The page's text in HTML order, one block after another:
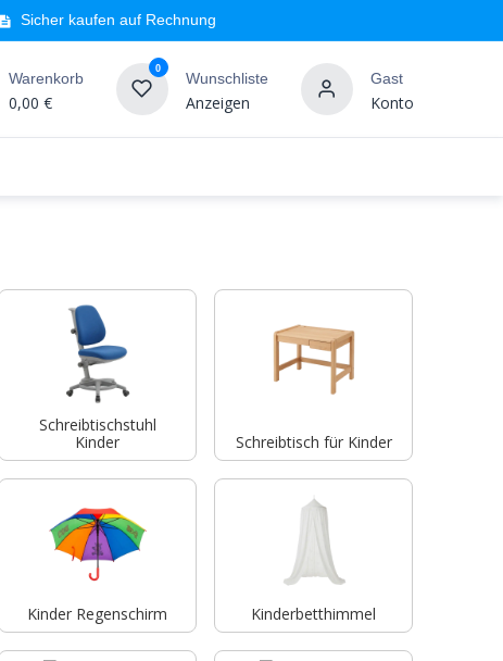
Sicher kaufen auf Rechnung
Warenkorb
0,00 €
0
Wunschliste
Anzeigen
Gast
Konto
Schreibtischstuhl
Kinder
Schreibtisch für Kinder
Kinder Regenschirm Kinderbetthimmel